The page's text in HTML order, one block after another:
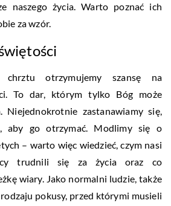
naszego życia. Warto poznać ich
za wzór.
otrzymujemy szansę na
To dar, którym tylko Bóg może
Niejednokrotnie zastanawiamy się,
aby go otrzymać. Modlimy się o
– warto więc wiedzieć, czym nasi
trudnili się za życia oraz co
wiary. Jako normalni ludzie, także
pokusy, przed którymi musieli